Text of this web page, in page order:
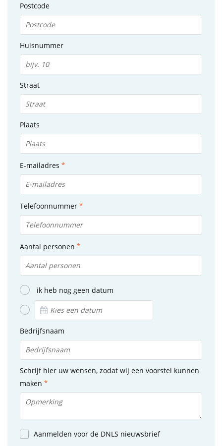
Postcode
Huisnummer
Straat
Plaats
E-mailadres
Telefoonnummer
Aantal personen
ik heb nog geen datum
Bedrijfsnaam
Schrijf hier uw wensen, zodat wij een voorstel kunnen
maken
Aanmelden voor de DNLS nieuwsbrief